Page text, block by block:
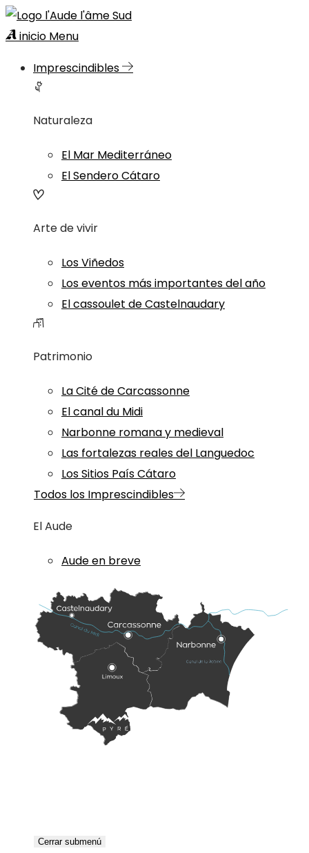
inicio Menu
Imprescindibles
Naturaleza
El Mar Mediterráneo
El Sendero Cátaro
Arte de vivir
Los Viñedos
Los eventos más importantes del año
El cassoulet de Castelnaudary
Patrimonio
La Cité de Carcassonne
El canal du Midi
Narbonne romana y medieval
Las fortalezas reales del Languedoc
Los Sitios País Cátaro
Todos los Imprescindibles
El Aude
Aude en breve
Cerrar submenú